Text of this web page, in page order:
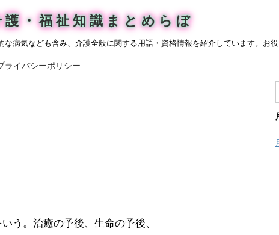
護・福祉知識まとめらぼ
病気なども含み、介護全般に関する用語・資格情報を紹介しています。お
ライバシーポリシー
う。治癒の予後、生命の予後、